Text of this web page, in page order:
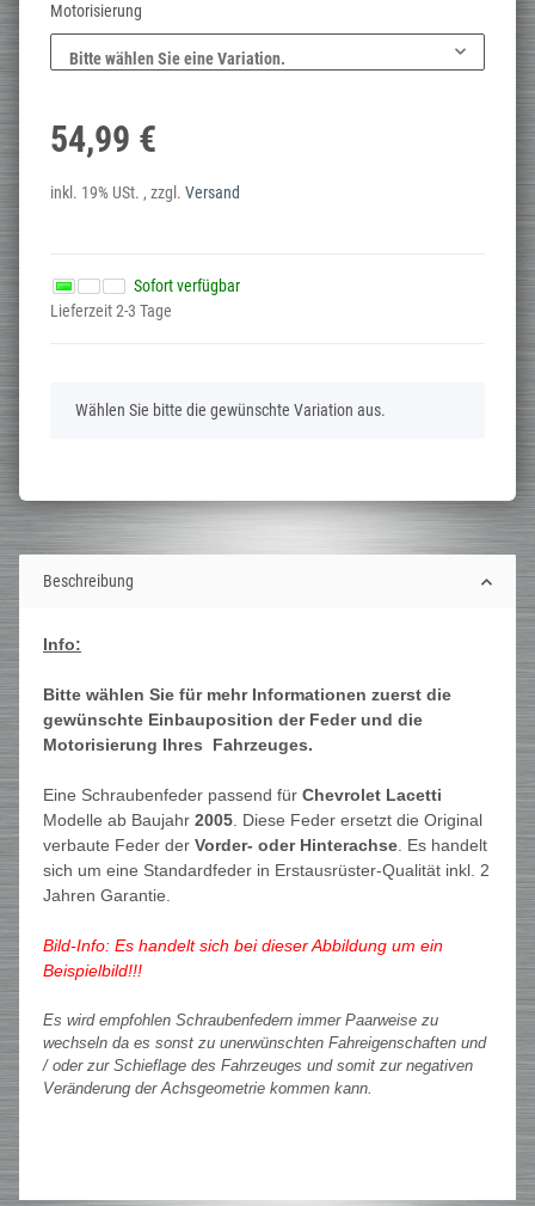
Motorisierung
Bitte wählen Sie eine Variation.
54,99 €
inkl. 19% USt. , zzgl. Versand
Sofort verfügbar
Lieferzeit 2-3 Tage
x
Wählen Sie bitte die gewünschte Variation aus.
Beschreibung
Info:
Bitte wählen Sie für mehr Informationen zuerst die
gewünschte Einbauposition der Feder und die
Motorisierung Ihres Fahrzeuges.
Eine Schraubenfeder passend für Chevrolet Lacetti
Modelle ab Baujahr 2005 . Diese Feder ersetzt die Original
verbaute Feder der Vorder- oder Hinterachse . Es handelt
sich um eine Standardfeder in Erstausrüster-Qualität inkl. 2
Jahren Garantie.
Bild-Info: Es handelt sich bei dieser Abbildung um ein
Beispielbild!!!
Es wird empfohlen Schraubenfedern immer Paarweise zu
wechseln da es sonst zu unerwünschten Fahreigenschaften und
/ oder zur Schieflage des Fahrzeuges und somit zur negativen
Veränderung der Achsgeometrie kommen kann.